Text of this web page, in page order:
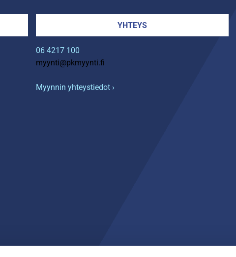
YHTEYS
06 4217 100
myynti@pkmyynti.fi
Myynnin yhteystiedot ›